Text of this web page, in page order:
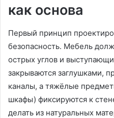
как основа
Первый принцип
безопасность. Мебель
острых углов и
закрываются заглушками,
каналы, а тяжёлые
шкафы) фиксируются к
делать из натуральных